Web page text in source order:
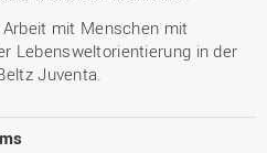
mit Menschen mit
Lebensweltorientierung in der
Juventa.